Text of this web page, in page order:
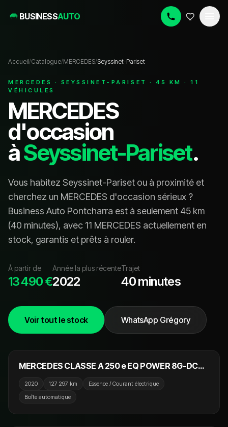
BUSINESSAUTO
Accueil/Catalogue/MERCEDES/Seyssinet-Pariset
MERCEDES · SEYSSINET-PARISET ·45 KM ·11
VÉHICULES
MERCEDES
d'occasion
àSeyssinet-Pariset.
Vous habitez Seyssinet-Pariset ou à proximité et
cherchez un MERCEDES d'occasion sérieux ?
Business Auto Pontcharra est à seulement 45 km
(40 minutes), avec11 MERCEDES actuellement en
stock, garantis et prêts à rouler.
À partir de
13 490 €
Année la plus récente
2022
Trajet
40 minutes
Voir tout le stock WhatsApp Grégory
NOUVEAU
23 990 €
MERCEDES CLASSE A 250 e EQ POWER 8G-DCT
2020 127 297 km
Essence / Courant électrique
Boîte automatique
13 990 €